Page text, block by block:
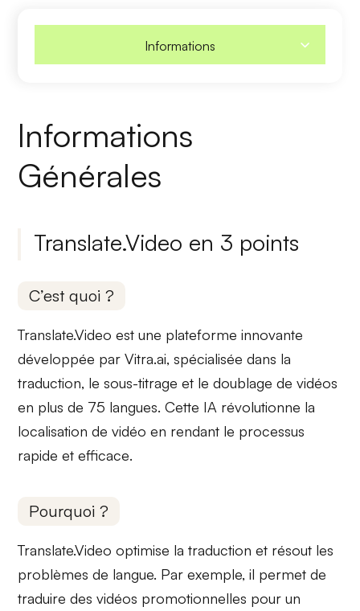
Informations
Informations
Générales
Translate.Video en 3 points
C’est quoi ?
Translate.Video est une plateforme innovante
développée par Vitra.ai, spécialisée dans la
traduction, le sous-titrage et ledoublage de vidéos
en plus de 75 langues. Cette IA révolutionne la
localisation de vidéo en rendant le processus
rapide et efficace.
Pourquoi ?
Translate.Videooptimise la traduction et résout les
problèmes de langue. Par exemple, il permet de
traduire des vidéos promotionnelles pour un